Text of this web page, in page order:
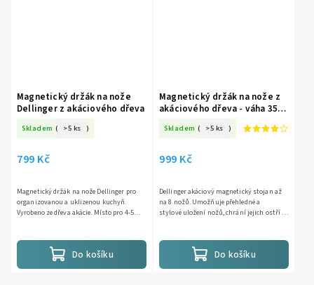
Magnetický držák na nože
Dellinger z akáciového dřeva
Skladem ( >5 ks )
799 Kč
Do košíku
Magnetický držák na nože Dellinger pro
organizovanou a uklizenou kuchyň.
Vyrobeno ze dřeva akácie. Místo pro 4-5
Magnetický držák na nože z
akáciového dřeva - váha 3500
Skladem ( >5 ks )
999 Kč
Do košíku
Dellinger akáciový magnetický stojan až
na 8 nožů. Umožňuje přehledné a
stylové uložení nožů, chrání jejich ostří a